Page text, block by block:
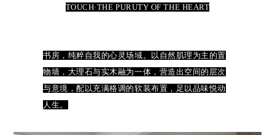
TOUCH·THE PURUTY OF THE HEART
书房，纯粹自我的心灵场域。以自然肌理为主的置
物墙，大理石与实木融为一体，营造出空间的层次
与意境，配以充满格调的软装布置，足以品味悦动
人生。